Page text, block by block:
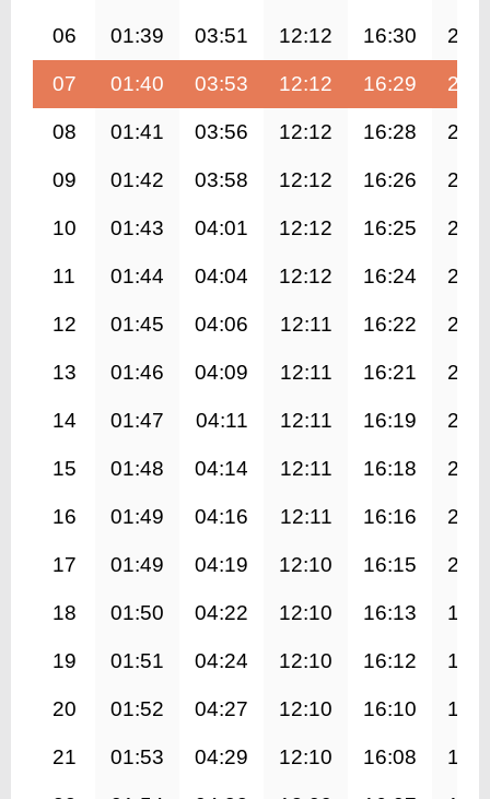
06 01:39 03:51 12:12 16:30
07 01:40 03:53 12:12 16:29
08 01:41 03:56 12:12 16:28
09 01:42 03:58 12:12 16:26
10 01:43 04:01 12:12 16:25
11 01:44 04:04 12:12 16:24
12 01:45 04:06 12:11 16:22
13 01:46 04:09 12:11 16:21
14 01:47 04:11 12:11 16:19
15 01:48 04:14 12:11 16:18
16 01:49 04:16 12:11 16:16
17 01:49 04:19 12:10 16:15
18 01:50 04:22 12:10 16:13
19 01:51 04:24 12:10 16:12
20 01:52 04:27 12:10 16:10
21 01:53 04:29 12:10 16:08